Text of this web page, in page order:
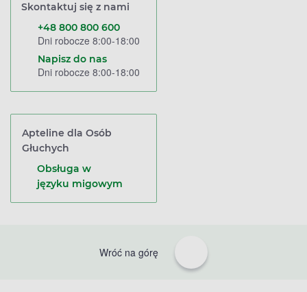
Skontaktuj się z nami
+48 800 800 600
Dni robocze 8:00-18:00
Napisz do nas
Dni robocze 8:00-18:00
Apteline dla Osób
Głuchych
Obsługa w
języku migowym
Wróć na górę